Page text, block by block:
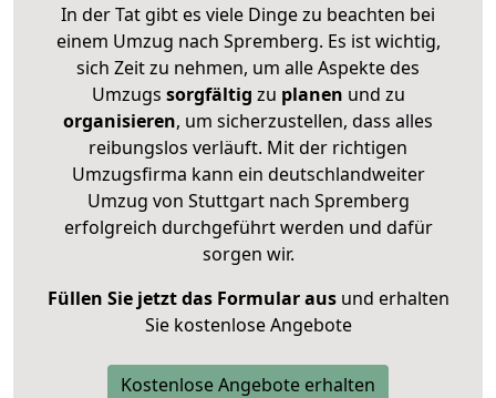
In der Tat gibt es viele Dinge zu beachten bei
einem Umzug nach Spremberg. Es ist wichtig,
sich Zeit zu nehmen, um alle Aspekte des
Umzugs sorgfältig zu planen und zu
organisieren, um sicherzustellen, dass alles
reibungslos verläuft. Mit der richtigen
Umzugsfirma kann ein deutschlandweiter
Umzug von Stuttgart nach Spremberg
erfolgreich durchgeführt werden und dafür
sorgen wir.
Füllen Sie jetzt das Formular ausund erhalten
Sie kostenlose Angebote
Kostenlose Angebote erhalten